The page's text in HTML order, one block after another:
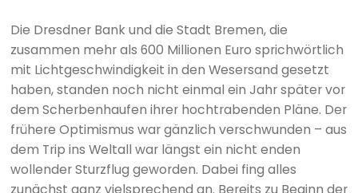
Die Dresdner Bank und die Stadt Bremen, die
zusammen mehr als 600 Millionen Euro sprichwörtlich
mit Lichtgeschwindigkeit in den Wesersand gesetzt
haben, standen noch nicht einmal ein Jahr später vor
dem Scherbenhaufen ihrer hochtrabenden Pläne. Der
frühere Optimismus war gänzlich verschwunden – aus
dem Trip ins Weltall war längst ein nicht enden
wollender Sturzflug geworden. Dabei fing alles
zunächst ganz vielsprechend an. Bereits zu Beginn der